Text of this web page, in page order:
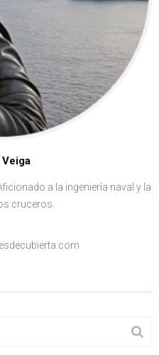
a la ingeniería naval y la
cruceros.